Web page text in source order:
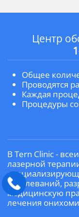
Центр
Общее
Проводятся
Каждая
Процедуры
В Tern Clinic -
лазерной
заболеваний,
медицинскую
лечения